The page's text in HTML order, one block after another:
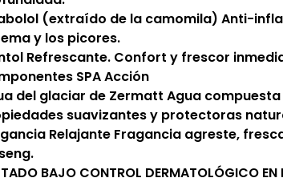
(extraído de la camomila) Anti-
y los picores.
Refrescante. Confort y frescor
SPA Acción
del glaciar de Zermatt Agua
suavizantes y protectoras
Relajante Fragancia agreste,
BAJO CONTROL DERMATOLÓGICO EN